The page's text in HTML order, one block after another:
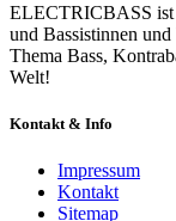
ELECTRICBASS ist
und Bassistinnen
Thema Bass,
Welt!
Kontakt & Info
Impressum
Kontakt
Sitemap